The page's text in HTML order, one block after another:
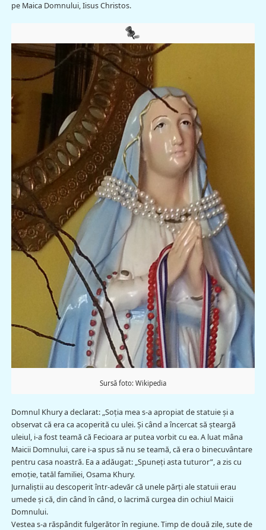
pe Maica Domnului, Iisus Christos.
Sursă foto: Wikipedia
Domnul Khury a declarat: „Soția mea s-a apropiat de statuie și a
observat că era ca acoperită cu ulei. Și când a încercat să șteargă
uleiul, i-a fost teamă că Fecioara ar putea vorbit cu ea. A luat mâna
Maicii Domnului, care i-a spus să nu se teamă, că era o binecuvântare
pentru casa noastră. Ea a adăugat: „Spuneţi asta tuturor”, a zis cu
emoție, tatăl familiei, Osama Khury.
Jurnaliștii au descoperit într-adevăr că unele părți ale statuii erau
umede și că, din când în când, o lacrimă curgea din ochiul Maicii
Domnului.
Vestea s-a răspândit fulgerător în regiune. Timp de două zile, sute de